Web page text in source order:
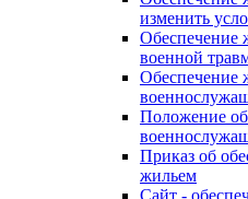
изменить
Обеспечение
военной
Обеспечение
Положение
Приказ об
жильем
Сайт -